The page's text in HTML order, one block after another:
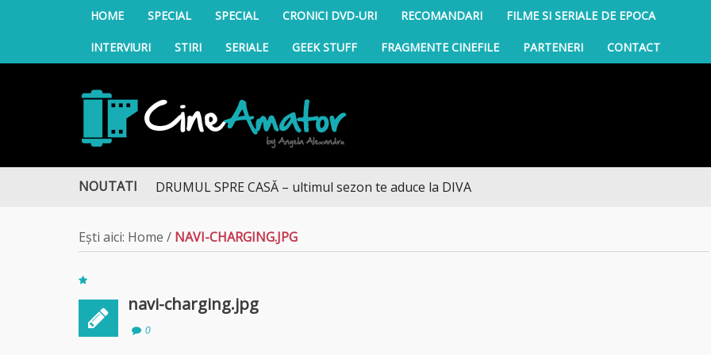
HOME SPECIAL SPECIAL CRONICI DVD-URI RECOMANDARI FILME SI SERIALE DE EPOCA
INTERVIURI STIRI SERIALE GEEK STUFF FRAGMENTE CINEFILE PARTENERI CONTACT
CineAmator
NOUTATIDRUMUL SPRE CASĂ – ultimul sezon te aduce la DIVA
Ești aici: Home / NAVI-CHARGING.JPG
navi-charging.jpg
0